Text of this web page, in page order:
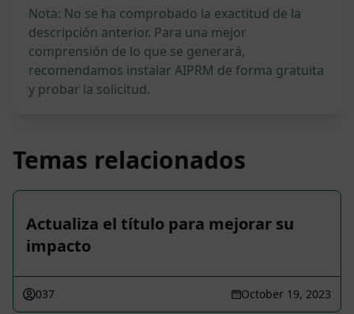
Nota: No se ha comprobado la exactitud de la
descripción anterior. Para una mejor
comprensión de lo que se generará,
recomendamos instalar AIPRM de forma gratuita
y probar la solicitud.
Temas relacionados
Actualiza el título para mejorar su
impacto
037 October 19, 2023